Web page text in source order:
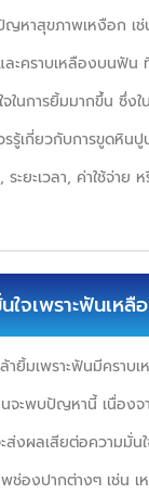
าสุขภาพเหงือก เช่
ะคราบเหลืองบนฟัน
ในการยิ้มมากขึ้น ซึ่ง
เกี่ยวกับการขูดหินปู
ระยะเวลา, ค่าใช้จ่าย
จเพราะฟันเหลื
ยิ้มเพราะฟันมีคราบ
จะพบปัญหานี้ เนื่องจ
งผลเสียต่อความมั่น
ช่องปากต่างๆ เช่น